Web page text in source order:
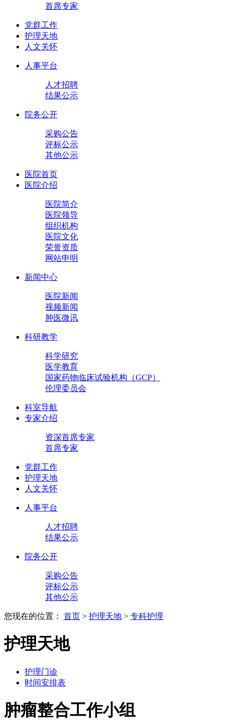
首席专家
党群工作
护理天地
人文关怀
人事平台
人才招聘
结果公示
院务公开
采购公告
评标公示
其他公示
医院首页
医院介绍
医院简介
医院领导
组织机构
医院文化
荣誉资质
网站申明
新闻中心
医院新闻
视频新闻
肿医微讯
科研教学
科学研究
医学教育
国家药物临床试验机构（GCP）
伦理委员会
科室导航
专家介绍
资深首席专家
首席专家
党群工作
护理天地
人文关怀
人事平台
人才招聘
结果公示
院务公开
采购公告
评标公示
其他公示
您现在的位置： 首页 > 护理天地 > 专科护理
护理天地
护理门诊
时间安排表
肿瘤整合工作小组